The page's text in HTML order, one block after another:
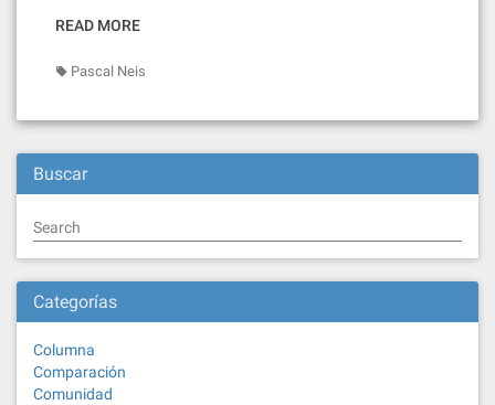
READ MORE
Pascal Neis
Buscar
Search
Categorías
Columna
Comparación
Comunidad